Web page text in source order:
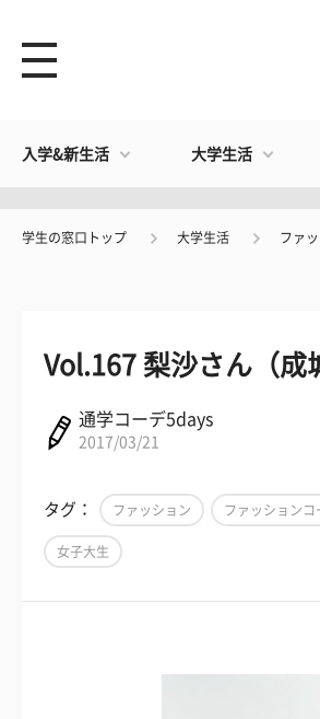
入学&新生活 大学生活
学生の窓口トップ 大学生活 ファ
Vol.167 梨沙さん（成
通学コーデ5days
2017/03/21
タグ： ファッション ファッションコ
女子大生